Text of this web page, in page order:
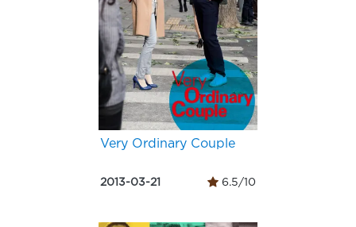
Very Ordinary Couple
2013-03-21 6.5/10